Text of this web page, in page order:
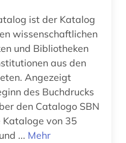
(1)
ist der Katalog
wissenschaftlichen
und Bibliotheken
aus den
Angezeigt
des Buchdrucks
von 35
... Mehr